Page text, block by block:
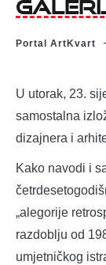
Portal ArtKvart
U utorak, 23.
samostalna
dizajnera i
Kako navodi i
„alegorije
razdoblju od
umjetničkog